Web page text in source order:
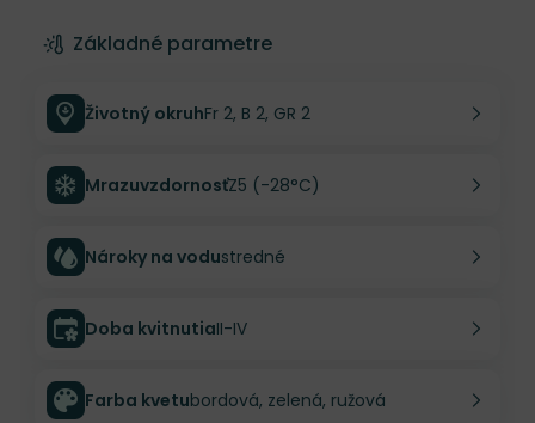
Základné parametre
Životný okruhFr 2, B 2, GR 2
MrazuvzdornosťZ5 (-28°C)
Nároky na vodustredné
Doba kvitnutiaII-IV
Farba kvetubordová, zelená, ružová